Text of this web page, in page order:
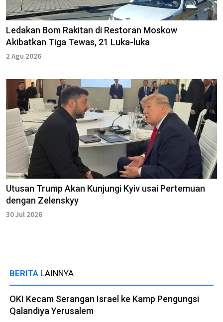
Ledakan Bom Rakitan di Restoran Moskow
Akibatkan Tiga Tewas, 21 Luka-luka
2 Agu 2026
Utusan Trump Akan Kunjungi Kyiv usai Pertemuan
dengan Zelenskyy
30 Jul 2026
BERITA LAINNYA
OKI Kecam Serangan Israel ke Kamp Pengungsi
Qalandiya Yerusalem